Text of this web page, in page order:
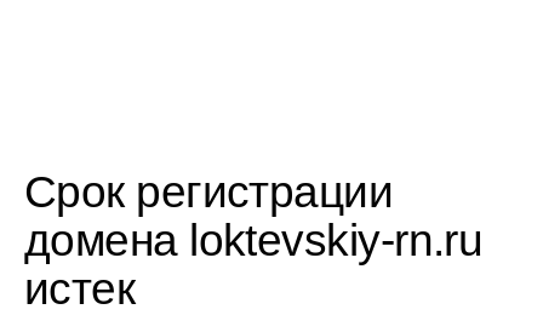
Срок регистрации
домена loktevskiy-rn.ru
истек